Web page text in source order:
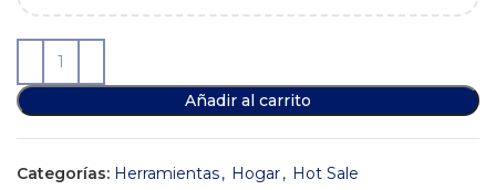
Añadir al carrito
Categorías: Herramientas, Hogar, Hot Sale